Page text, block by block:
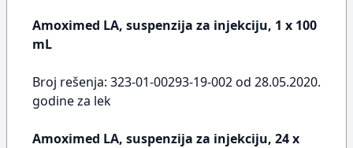
Amoximed LA, suspenzija za injekciju, 1 x 100
mL
Broj rešenja: 323-01-00293-19-002 od 28.05.2020.
godine za lek
Amoximed LA, suspenzija za injekciju, 24 x